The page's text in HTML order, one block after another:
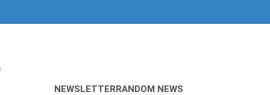
NEWSLETTERRANDOM NEWS